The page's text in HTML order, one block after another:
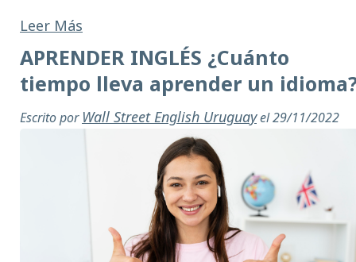
Leer Más
APRENDER INGLÉS ¿Cuánto
tiempo lleva aprender un
Escrito por Wall Street English Uruguayel 29/11/2022